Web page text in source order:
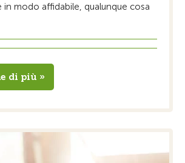
in modo affidabile, qualunque cosa
di più »